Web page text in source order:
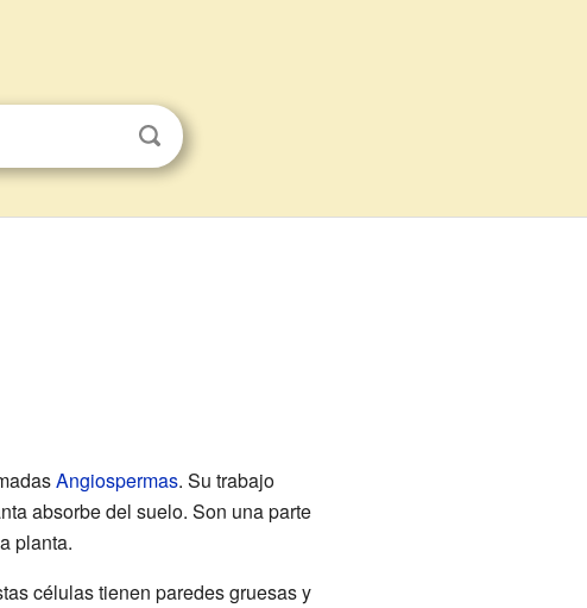
Angiospermas. Su trabajo
absorbe del suelo. Son una parte
planta.
células tienen paredes gruesas y